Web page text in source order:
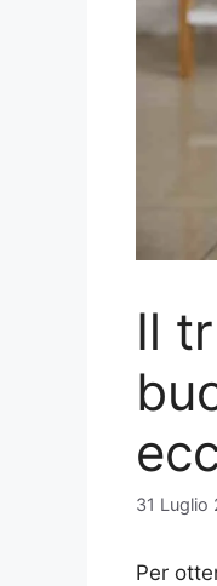
Il
31 Luglio
Per